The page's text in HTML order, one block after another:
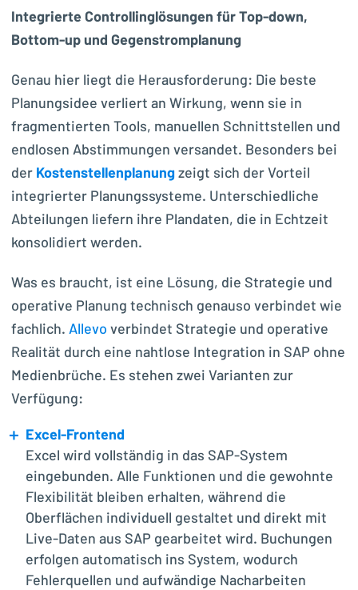
Integrierte Controllinglösungen für Top-down,
Bottom-up und Gegenstromplanung
Genau hier liegt die Herausforderung: Die beste
Planungsidee verliert an Wirkung, wenn sie in
fragmentierten Tools, manuellen Schnittstellen und
endlosen Abstimmungen versandet. Besonders bei
der Kostenstellenplanung zeigt sich der Vorteil
integrierter Planungssysteme. Unterschiedliche
Abteilungen liefern ihre Plandaten, die in Echtzeit
konsolidiert werden.
Was es braucht, ist eine Lösung, die Strategie und
operative Planung technisch genauso verbindet wie
fachlich. Allevo verbindet Strategie und operative
Realität durch eine nahtlose Integration in SAP ohne
Medienbrüche. Es stehen zwei Varianten zur
Verfügung:
Excel-Frontend
Excel wird vollständig in das SAP-System
eingebunden. Alle Funktionen und die gewohnte
Flexibilität bleiben erhalten, während die
Oberflächen individuell gestaltet und direkt mit
Live-Daten aus SAP gearbeitet wird. Buchungen
erfolgen automatisch ins System, wodurch
Fehlerquellen und aufwändige Nacharbeiten